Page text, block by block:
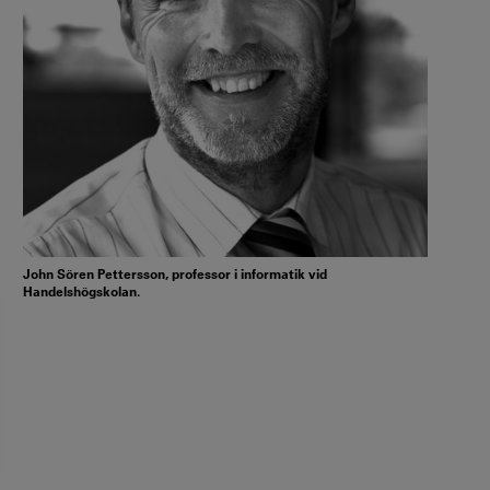
John Sören Pettersson, professor i informatik vid
Handelshögskolan.